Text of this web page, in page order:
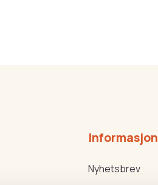
Informasjon
Nyhetsbrev